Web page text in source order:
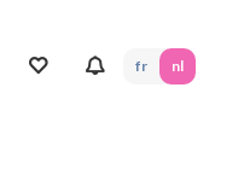
fr nl